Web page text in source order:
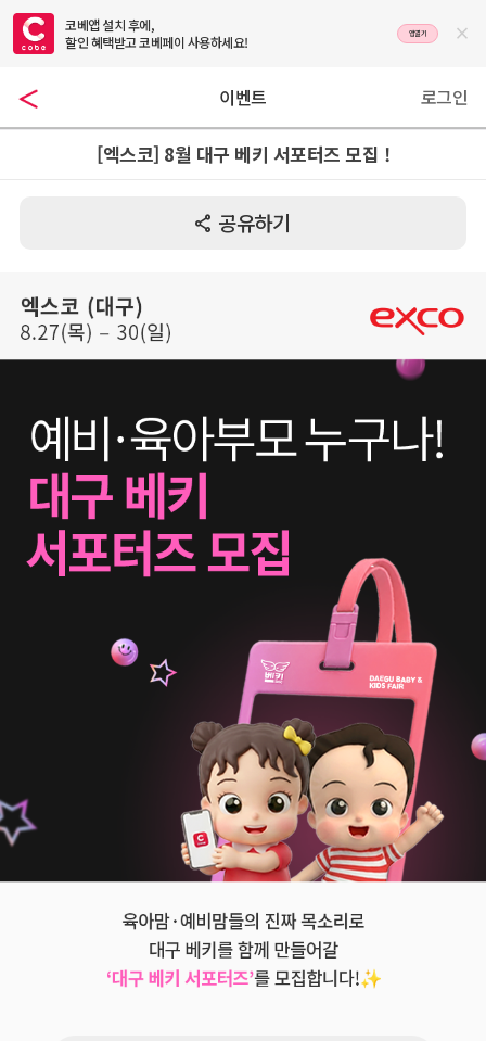
코베앱 설치 후에,
할인 혜택받고 코베페이 사용하세요!
앱열기 
이벤트 로그인
[엑스코] 8월 대구 베키 서포터즈 모집 !
 공유하기